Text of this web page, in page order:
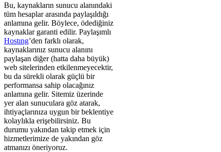
Bu, kaynakların sunucu alanındaki
tüm hesaplar arasında paylaşıldığı
anlamına gelir. Böylece, ödediğiniz
kaynaklar garanti edilir. Paylaşımlı
Hostıng’den farklı olarak,
kaynaklarınız sunucu alanını
paylaşan diğer (hatta daha büyük)
web sitelerinden etkilenmeyecektir,
bu da sürekli olarak güçlü bir
performansa sahip olacağınız
anlamına gelir. Sitemiz üzerinde
yer alan sunuculara göz atarak,
ihtiyaçlarınıza uygun bir beklentiye
kolaylıkla erişebilirsiniz. Bu
durumu yakından takip etmek için
hizmetlerimize de yakından göz
atmanızı öneriyoruz.